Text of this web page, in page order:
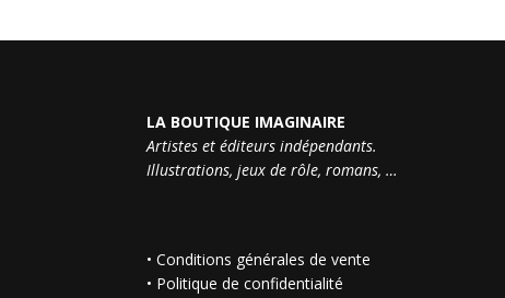
LA BOUTIQUE IMAGINAIRE
Artistes et éditeurs indépendants.
Illustrations, jeux de rôle, romans, …
•Conditions générales de vente
• Politique de confidentialité